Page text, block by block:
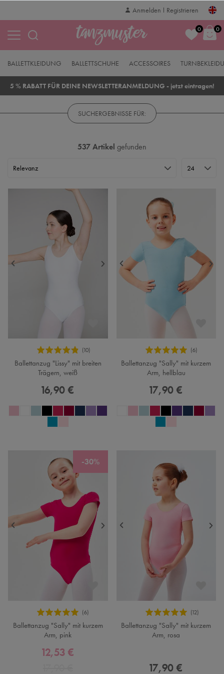
Anmelden Registrieren
0 0
BALLETTKLEIDUNG BALLETTSCHUHE ACCESSOIRES
5 % RABATT FÜR DEINE NEWSLETTERANMELDUNG - jetzt eintragen!
SUCHERGEBNISSE FÜR:
537 Artikel gefunden
Ballettanzug "Lissy" mit breiten
Trägern, weiß
16,90 €
Ballettanzug "Sally" mit kurzem
Arm, hellblau
17,90 €
-30%
Ballettanzug "Sally" mit kurzem
Arm, pink
12,53 €
Ballettanzug "Sally" mit kurzem
Arm, rosa
17,90 €